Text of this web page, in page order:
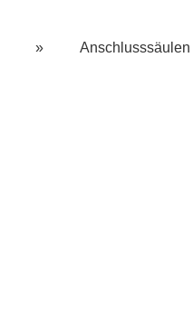
» Anschlusssäulen